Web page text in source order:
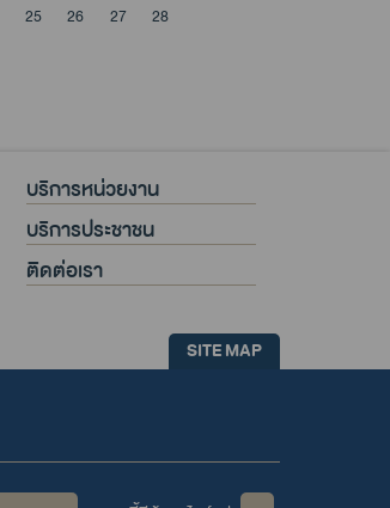
25 26 27 28
บริการหน่วยงาน
บริการประชาชน
ติดต่อเรา
SITE MAP